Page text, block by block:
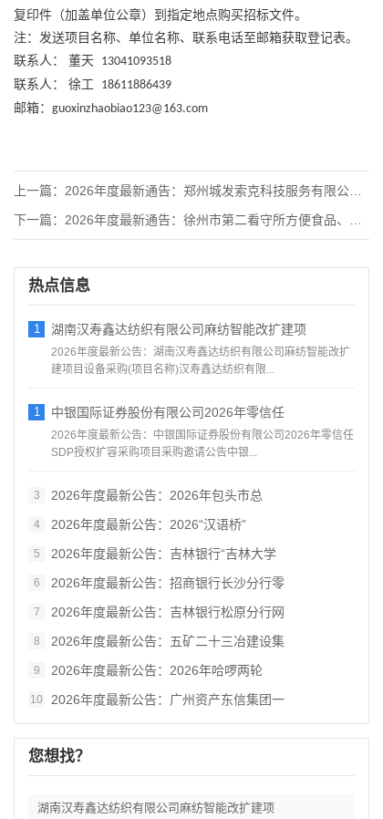
复印件（加盖单位公章）到指定地点购买招标文件。
注：发送项目名称、单位名称、联系电话至邮箱获取登记表。
联系人：
董天 13041093518
联系人：
徐工
18611886439
邮箱： guoxinzhaobiao123@163.com
上一篇： 2026年度最新通告：郑州城发索克科技服务有限公司在管项目绿
下一篇： 2026年度最新通告：徐州市第二看守所方便食品、日常生活被装
热点信息
1 湖南汉寿鑫达纺织有限公司麻纺智能改扩建项
2026年度最新公告：湖南汉寿鑫达纺织有限公司麻纺智能改扩
建项目设备采购(项目名称)汉寿鑫达纺织有限...
1 中银国际证券股份有限公司2026年零信任
2026年度最新公告：中银国际证券股份有限公司2026年零信任
SDP授权扩容采购项目采购邀请公告中银...
3 2026年度最新公告：2026年包头市总
4 2026年度最新公告：2026“汉语桥”
5 2026年度最新公告：吉林银行“吉林大学
6 2026年度最新公告：招商银行长沙分行零
7 2026年度最新公告：吉林银行松原分行网
8 2026年度最新公告：五矿二十三冶建设集
9 2026年度最新公告：2026年哈啰两轮
10 2026年度最新公告：广州资产东信集团一
您想找？
湖南汉寿鑫达纺织有限公司麻纺智能改扩建项